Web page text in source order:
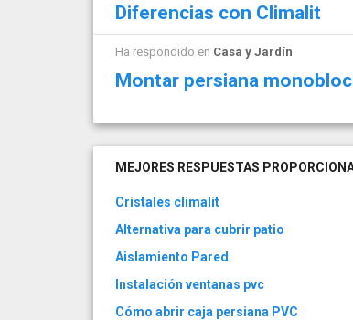
Diferencias con Climalit
Ha respondido en Casa y Jardín
Montar persiana
MEJORES RESPUESTAS
Cristales climalit
Alternativa para cubrir patio
Aislamiento Pared
Instalación ventanas pvc
Cómo abrir caja persiana PVC